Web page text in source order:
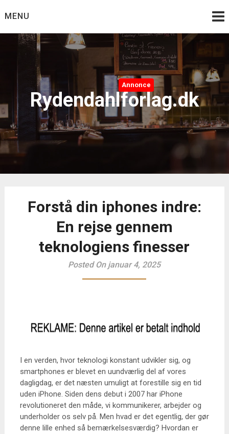
toMENU
Annonce
Rydendahlforlag.dk
Forstå din iphones indre:
En rejse gennem
teknologiens finesser
Posted On januar 4, 2025
I en verden, hvor teknologi konstant udvikler sig, og
smartphones er blevet en uundværlig del af vores
dagligdag, er det næsten umuligt at forestille sig en tid
uden iPhone. Siden dens debut i 2007 har iPhone
revolutioneret den måde, vi kommunikerer, arbejder og
underholder os selv på. Men hvad er det egentlig, der gør
denne lille enhed så bemærkelsesværdig? Hvordan er